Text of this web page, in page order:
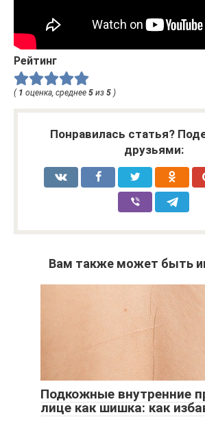
Рейтинг
( 1 оценка, среднее 5 из 5 )
Понравилась статья?
друзьями:
Вам также может быть
Подкожные внутренние
лице как шишка: как